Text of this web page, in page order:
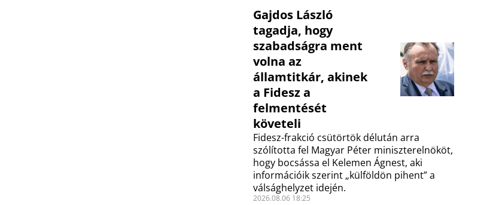
Gajdos László
tagadja, hogy
szabadságra ment
volna az
államtitkár, akinek
a Fidesz a
felmentését
követeli
Fidesz-frakció csütörtök délután arra
szólította fel Magyar Péter miniszterelnököt,
hogy bocsássa el Kelemen Ágnest, aki
információik szerint „külföldön pihent” a
válsághelyzet idején.
2026.08.06 18:25